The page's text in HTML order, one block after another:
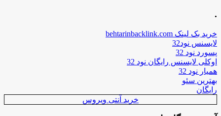
.
خرید بک لینک behtarinbacklink.com
لایسنس نود32
پسورد نود 32
اوکلی لایسنس رایگان نود 32
همیار نود 32
بهترین سئو
رایگان
خرید آنتی ویروس